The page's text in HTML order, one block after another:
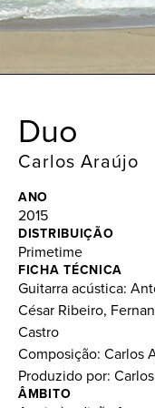
Duo
Carlos Araújo
ANO
2015
DISTRIBUIÇÃO
Primetime
FICHA TÉCNICA
Guitarra acústica:
César Ribeiro,
Castro
Composição: Carlos
Produzido por:
ÂMBITO